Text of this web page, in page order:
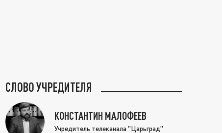
СЛОВО УЧРЕДИТЕЛЯ
КОНСТАНТИН МАЛОФЕЕВ
Учредитель телеканала "Царьград"